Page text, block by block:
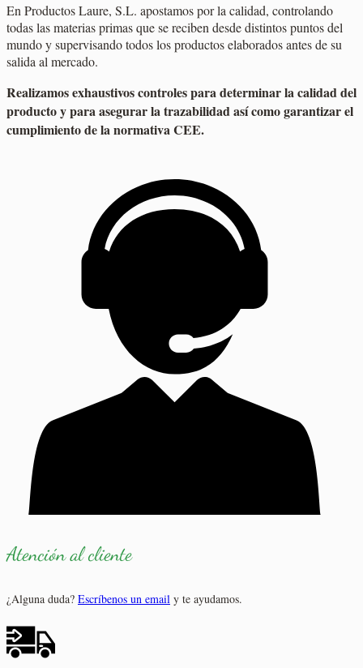
En Productos Laure, S.L. apostamos por la calidad, controlando
todas las materias primas que se reciben desde distintos puntos del
mundo y supervisando todos los productos elaborados antes de su
salida al mercado.
Realizamos exhaustivos controles para determinar la calidad del
producto y para asegurar la trazabilidad así como garantizar el
cumplimiento de la normativa CEE.
Atención al cliente
¿Alguna duda? Escríbenos un email y te ayudamos.